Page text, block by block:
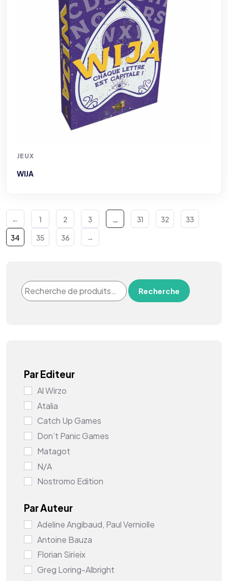
JEUX
WIJA
← 1 2 3 … 31 32
33
34
35 36 →
Recherche
Par Editeur
Al Wirzo
Atalia
Catch Up Games
Don’t Panic Games
Matagot
N/A
Nostromo Edition
Piatnik
Queen Games
Ravensburger
Repos Production
Smart Games
Par Auteur
Adeline Angibaud, Paul Verniolle
Antoine Bauza
Florian Sirieix
Greg Loring-Albright